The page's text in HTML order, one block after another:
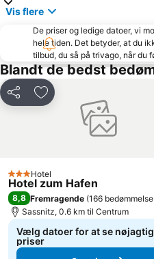
Vis flere
De priser og ledige datoer, vi
hele tiden. Det betyder, at du
tilbud, du så på trivago, når du
Blandt de bedst
Del Føj til favoritter
3 Stjerner
Hotel
Hotel zum Hafen
8,8 Fremragende (166
Sassnitz, 0.6 km til Centrum
Vælg datoer for at se
priser